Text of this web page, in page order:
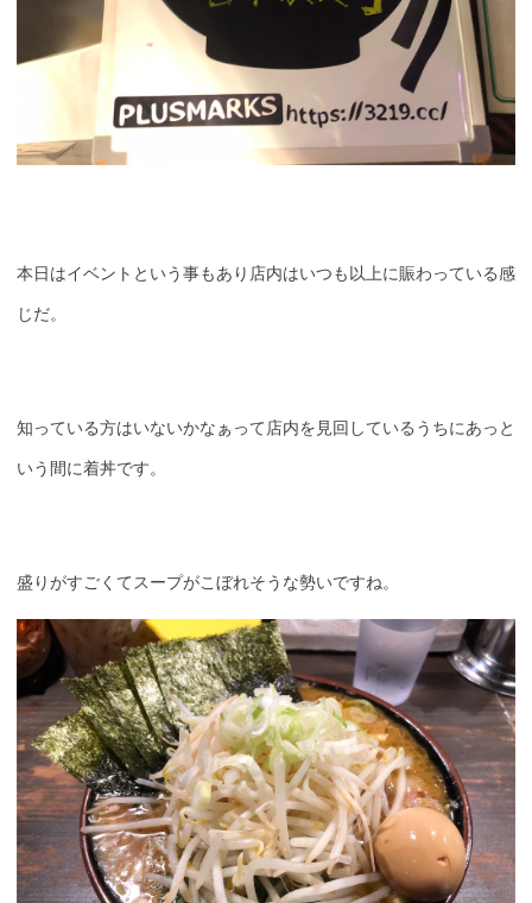
本日はイベントという事もあり店内はいつも以上に賑わっている感
じだ。
知っている方はいないかなぁって店内を見回しているうちにあっと
いう間に着丼です。
盛りがすごくてスープがこぼれそうな勢いですね。